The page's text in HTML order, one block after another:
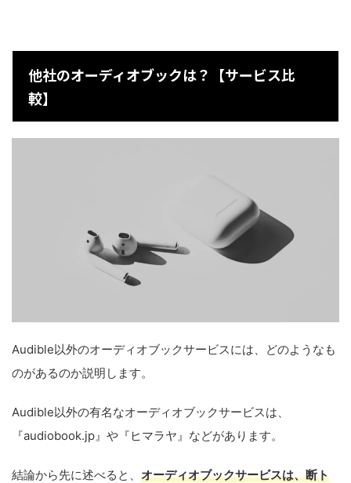
他社のオーディオブックは？【サービス比
較】
Audible以外のオーディオブックサービスには、どのようなも
のがあるのか説明します。
Audible以外の有名なオーディオブックサービスは、
『audiobook.jp』や『ヒマラヤ』などがあります。
結論から先に述べると、 オーディオブックサービスは、断ト